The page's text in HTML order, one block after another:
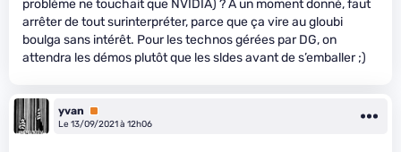
problème ne touchait que NVIDIA) ? A un moment donné, faut
arrêter de tout surinterpréter, parce que ça vire au gloubi
boulga sans intérêt. Pour les technos gérées par DG, on
attendra les démos plutôt que les sldes avant de s’emballer ;)
yvan
Premium
Le 13/09/2021 à 12h06